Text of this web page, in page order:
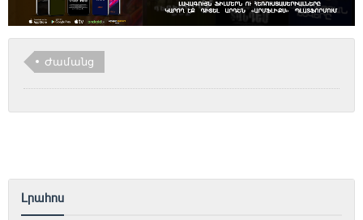
Ժամանց
Լրահոս